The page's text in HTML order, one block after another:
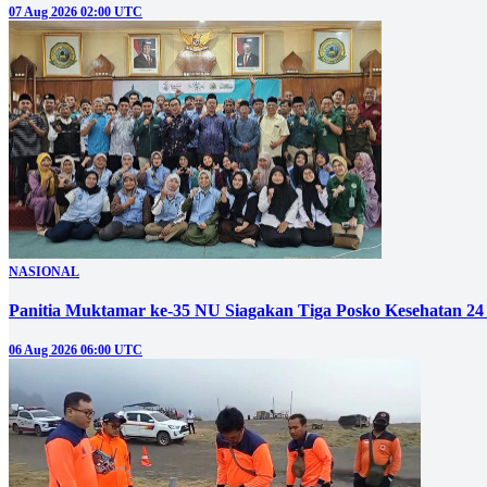
07 Aug 2026 02:00 UTC
NASIONAL
Panitia Muktamar ke-35 NU Siagakan Tiga Posko Kesehatan 24
06 Aug 2026 06:00 UTC